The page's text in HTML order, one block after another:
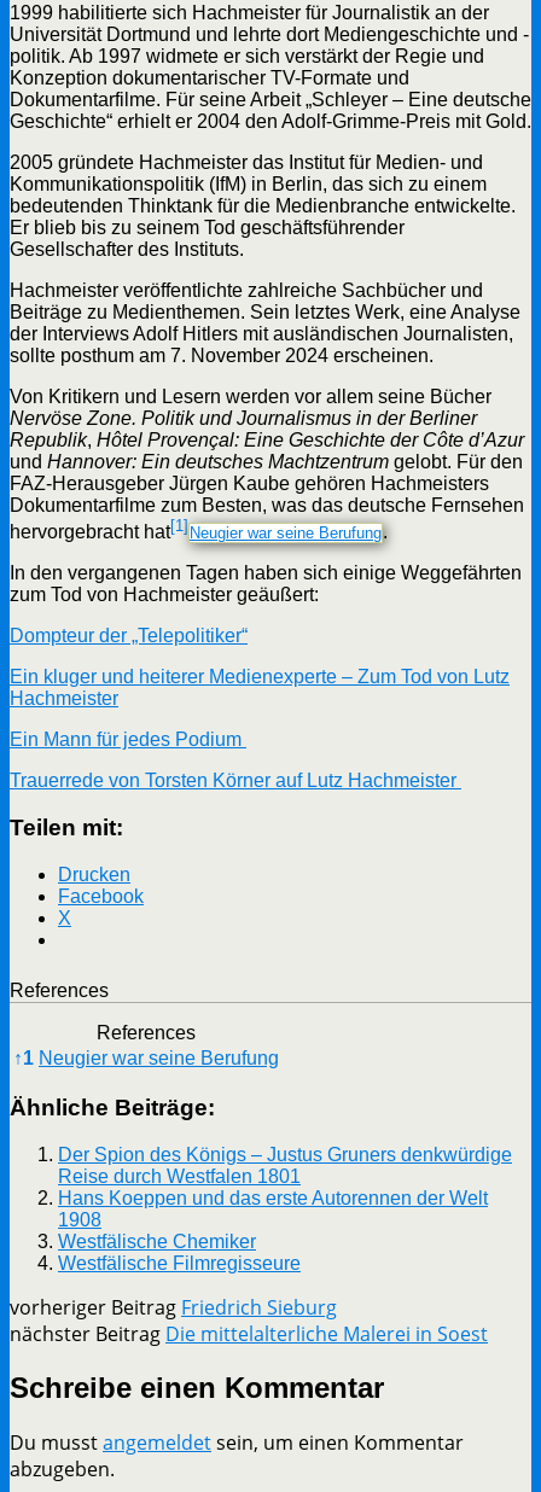
1999 habilitierte sich Hachmeister für Journalistik an der
Universität Dortmund und lehrte dort Mediengeschichte und -
politik. Ab 1997 widmete er sich verstärkt der Regie und
Konzeption dokumentarischer TV-Formate und
Dokumentarfilme. Für seine Arbeit „Schleyer – Eine deutsche
Geschichte“ erhielt er 2004 den Adolf-Grimme-Preis mit Gold.
2005 gründete Hachmeister das Institut für Medien- und
Kommunikationspolitik (IfM) in Berlin, das sich zu einem
bedeutenden Thinktank für die Medienbranche entwickelte.
Er blieb bis zu seinem Tod geschäftsführender
Gesellschafter des Instituts.
Hachmeister veröffentlichte zahlreiche Sachbücher und
Beiträge zu Medienthemen. Sein letztes Werk, eine Analyse
der Interviews Adolf Hitlers mit ausländischen Journalisten,
sollte posthum am 7. November 2024 erscheinen.
Von Kritikern und Lesern werden vor allem seine Bücher
Nervöse Zone. Politik und Journalismus in der Berliner
Republik, Hôtel Provençal: Eine Geschichte der Côte d’Azur
und Hannover: Ein deutsches Machtzentrum gelobt. Für den
FAZ-Herausgeber Jürgen Kaube gehören Hachmeisters
Dokumentarfilme zum Besten, was das deutsche Fernsehen
hervorgebracht hat[1] Neugier war seine Berufung.
In den vergangenen Tagen haben sich einige Weggefährten
zum Tod von Hachmeister geäußert:
Dompteur der „Telepolitiker“
Ein kluger und heiterer Medienexperte – Zum Tod von Lutz
Hachmeister
Ein Mann für jedes Podium
Trauerrede von Torsten Körner auf Lutz Hachmeister
Teilen mit:
Drucken
Facebook
X
References
References
↑1 Neugier war seine Berufung
Ähnliche Beiträge:
Der Spion des Königs – Justus Gruners denkwürdige
Reise durch Westfalen 1801
Hans Koeppen und das erste Autorennen der Welt
1908
Westfälische Chemiker
Westfälische Filmregisseure
vorheriger Beitrag Friedrich Sieburg
nächster Beitrag Die mittelalterliche Malerei in Soest
Schreibe einen Kommentar
Du musstangemeldetsein, um einen Kommentar
abzugeben.